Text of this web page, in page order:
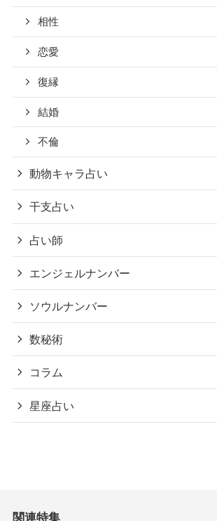
相性
恋愛
復縁
結婚
不倫
動物キャラ占い
干支占い
占い師
エンジェルナンバー
ソウルナンバー
数秘術
コラム
星座占い
関連特集